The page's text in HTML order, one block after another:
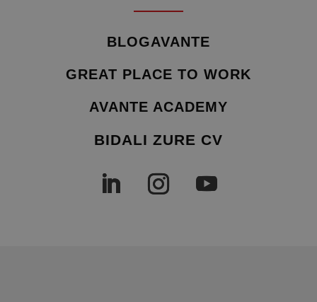
BLOGAVANTE
GREAT PLACE TO WORK
AVANTE ACADEMY
BIDALI ZURE CV